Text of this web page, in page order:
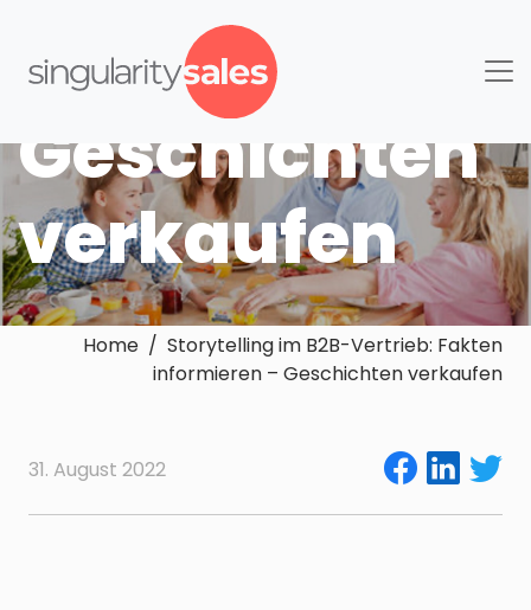
–
Geschichten
verkaufen
Home / Storytelling im B2B-Vertrieb: Fakten
informieren – Geschichten verkaufen
31. August 2022